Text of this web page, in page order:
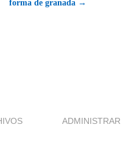
forma de granada →
ADMINISTRAR